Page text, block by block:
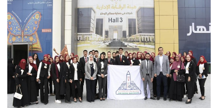
هيئة التدريس
الدراسات العليا
الخريجين
الموظفون